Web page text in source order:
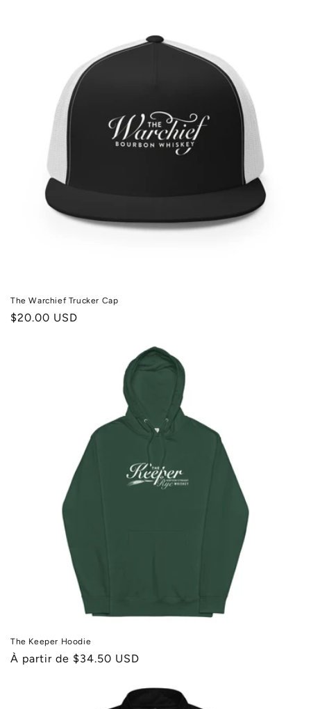
The Warchief Trucker Cap
Prix
$20.00 USD
The Keeper Hoodie
Prix
À partir de $34.50 USD